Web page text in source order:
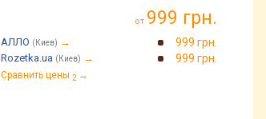
от 999 грн.
АЛЛО (Киев) → 999 грн.
Rozetka.ua (Киев) → 999 грн.
Сравнить цены 2 →